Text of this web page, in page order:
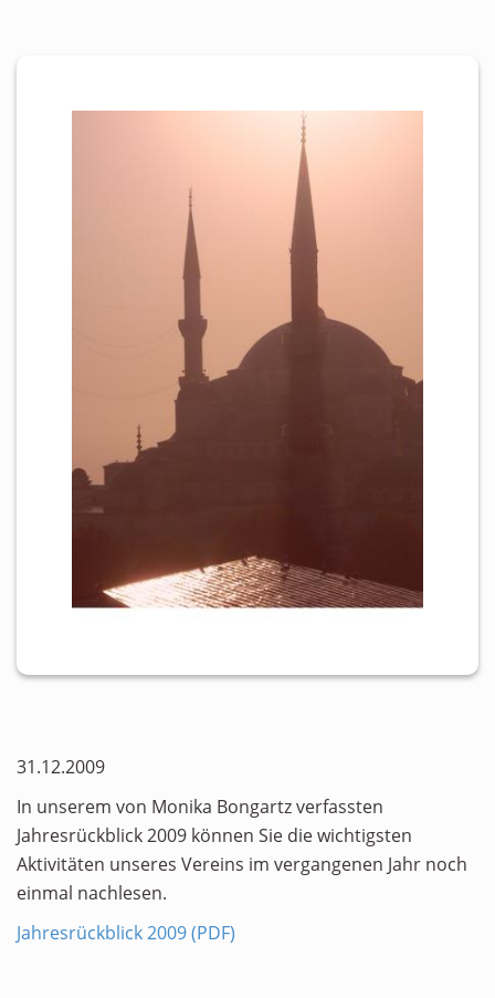
31.12.2009
In unserem von Monika Bongartz verfassten
Jahresrückblick 2009 können Sie die wichtigsten
Aktivitäten unseres Vereins im vergangenen Jahr noch
einmal nachlesen.
Jahresrückblick 2009 (PDF)
Links & Downloads
Unsere Spender/Sponsoren
KONTAKT